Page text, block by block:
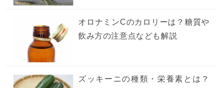
オロナミンCのカロリーは？糖質や
飲み方の注意点なども解説
ズッキーニの種類・栄養素とは？